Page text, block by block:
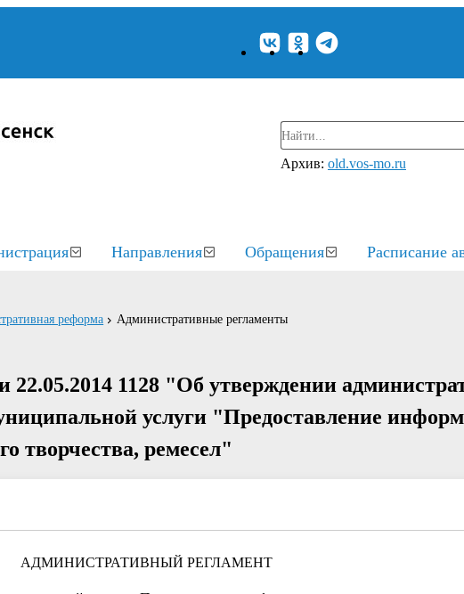
Архив: old.vos-mo.ru
Направления Обращения Расписание
реформа Административные регламенты
22.05.2014 1128 "Об утверждении
услуги "Предоставление
творчества, ремесел"
АДМИНИСТРАТИВНЫЙ РЕГЛАМЕНТ